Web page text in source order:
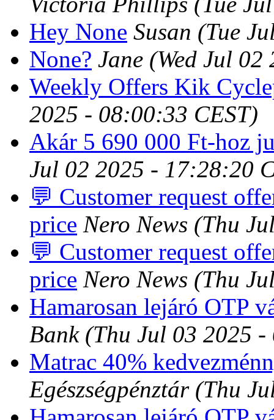
Hey None Susan (Tue
None? Jane (Wed Jul
Weekly Offers Kik
2025 - 08:00:33 CEST)
Akár 5 690 000 Ft-hoz
Jul 02 2025 - 17:28:20
💬 Customer request
price Nero News (Thu
💬 Customer request
price Nero News (Thu
Hamarosan lejáró OTP
Bank (Thu Jul 03 2025
Matrac 40%
Egészségpénztár (Thu